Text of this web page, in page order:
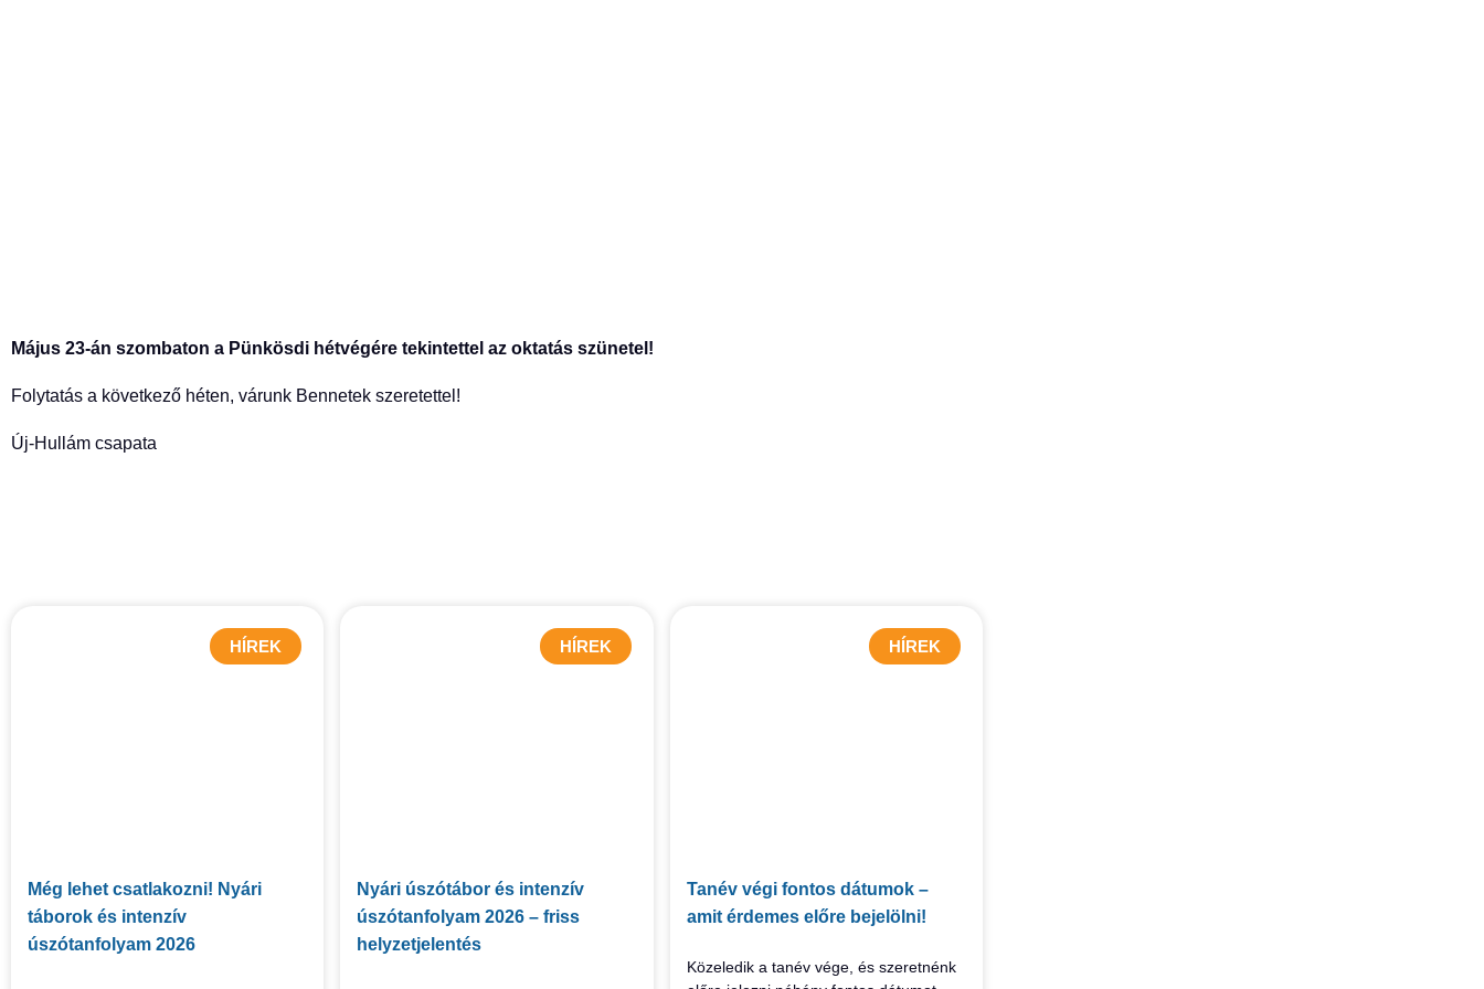
Május 23-án szombaton a Pünkösdi hétvégére tekintettel az oktatás szünetel!
Folytatás a következő héten, várunk Bennetek szeretettel!
Új-Hullám csapata
HÍREK
Még lehet csatlakozni! Nyári
táborok és intenzív
úszótanfolyam 2026
HÍREK
Nyári úszótábor és intenzív
úszótanfolyam 2026 – friss
helyzetjelentés
HÍREK
Tanév végi fontos dátumok –
amit érdemes előre bejelölni!
Közeledik a tanév vége, és szeretnénk